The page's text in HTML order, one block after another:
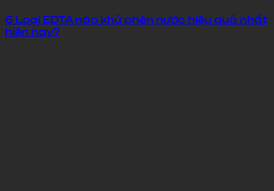
6 Loại EDTA nào khử phèn nước hiệu quả nhất
hiện nay?